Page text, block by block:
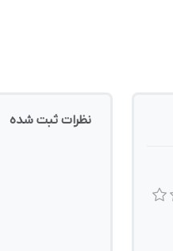
نظرات ثبت شده